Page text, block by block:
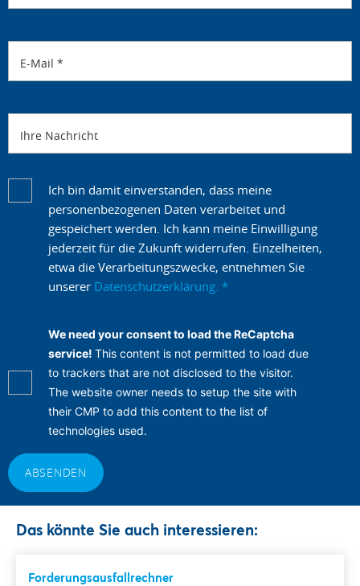
E-Mail *
Ihre Nachricht
Ich bin damit einverstanden, dass meine
personenbezogenen Daten verarbeitet und
gespeichert werden. Ich kann meine Einwilligung
jederzeit für die Zukunft widerrufen. Einzelheiten,
etwa die Verarbeitungszwecke, entnehmen Sie
unserer Datenschutzerklärung. *
We need your consent to load the ReCaptcha
service! This content is not permitted to load due
to trackers that are not disclosed to the visitor.
The website owner needs to setup the site with
their CMP to add this content to the list of
technologies used.
ABSENDEN
Das könnte Sie auch interessieren:
Forderungsausfallrechner